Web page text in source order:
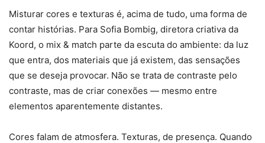
Misturar cores e texturas é, acima de tudo, uma forma de
contar histórias. Para Sofia Bombig, diretora criativa da
Koord, o mix & match parte da escuta do ambiente: da luz
que entra, dos materiais que já existem, das sensações
que se deseja provocar. Não se trata de contraste pelo
contraste, mas de criar conexões — mesmo entre
elementos aparentemente distantes.
Cores falam de atmosfera. Texturas, de presença. Quando